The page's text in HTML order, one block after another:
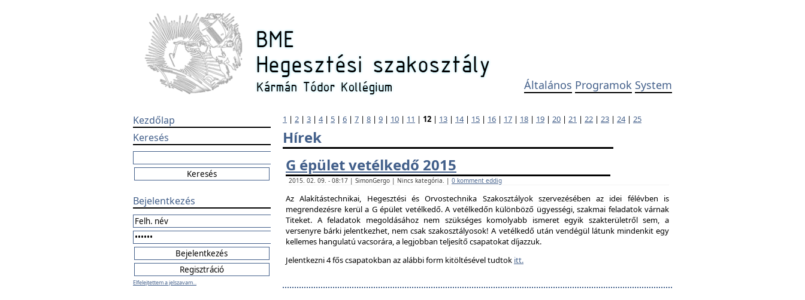
Általános Programok System
Kezdőlap
Keresés
Bejelentkezés
Elfelejtettem a jelszavam...
1 | 2 | 3 | 4| 5 | 6 | 7 | 8 | 9 | 10 | 11 | 12 | 13 | 14| 15 | 16 | 17 | 18 | 19 | 20 | 21 | 22 | 23 | 24| 25
Hírek
G épület vetélkedő 2015
2015. 02. 09. - 08:17 | SimonGergo | Nincs kategória. | 0 komment eddig
Az Alakítástechnikai, Hegesztési és Orvostechnika Szakosztályok szervezésében az idei félévben is
megrendezésre kerül a G épület vetélkedő. A vetélkedőn különböző ügyességi, szakmai feladatok várnak
Titeket. A feladatok megoldásához nem szükséges komolyabb ismeret egyik szakterületről sem, a
versenyre bárki jelentkezhet, nem csak szakosztályosok! A vetélkedő után vendégül látunk mindenkit egy
kellemes hangulatú vacsorára, a legjobban teljesítő csapatokat díjazzuk.
Jelentkezni 4 fős csapatokban az alábbi form kitöltésével tudtok itt.